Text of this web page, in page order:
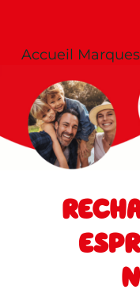
Accueil Marques